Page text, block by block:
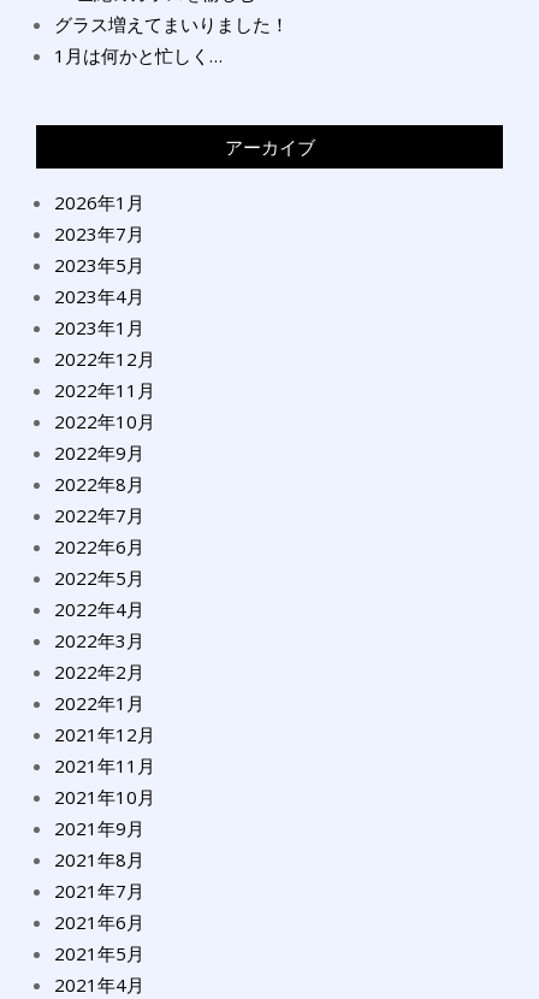
グラス増えてまいりました！
1月は何かと忙しく…
アーカイブ
2026年1月
2023年7月
2023年5月
2023年4月
2023年1月
2022年12月
2022年11月
2022年10月
2022年9月
2022年8月
2022年7月
2022年6月
2022年5月
2022年4月
2022年3月
2022年2月
2022年1月
2021年12月
2021年11月
2021年10月
2021年9月
2021年8月
2021年7月
2021年6月
2021年5月
2021年4月